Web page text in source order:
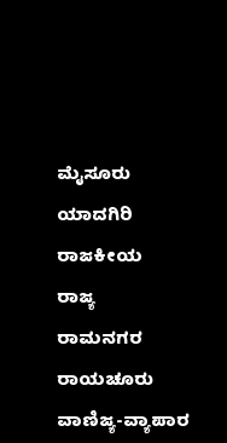
ಮೈಸೂರು
ಯಾದಗಿರಿ
ರಾಜಕೀಯ
ರಾಜ್ಯ
ರಾಮನಗರ
ರಾಯಚೂರು
ವಾಣಿಜ್ಯ-ವ್ಯಾಪಾರ